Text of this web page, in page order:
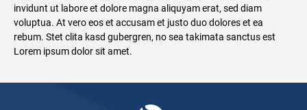
invidunt ut labore et dolore magna aliquyam erat, sed diam
voluptua. At vero eos et accusam et justo duo dolores et ea
rebum. Stet clita kasd gubergren, no sea takimata sanctus est
Lorem ipsum dolor sit amet.